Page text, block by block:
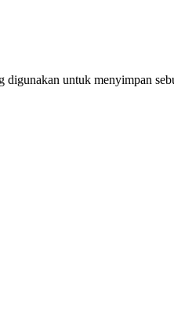
digunakan untuk menyimpan